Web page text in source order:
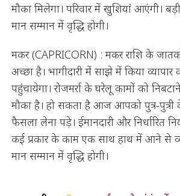
मौका मिलेगा। परिवार में खुशियां आएंगी।
मान सम्मान में वृद्धि होगी।
मकर (CAPRICORN) : मकर राशि के
अच्छा है। भागीदारी में साझे में किया व्यापार
पहुंचायेगा। रोजमर्रा के घरेलू कामों को
मौका है। हो सकता है आज आपको पुत्र-
फैसला लेना पड़े। ईमानदारी और निर्धारित
कई प्रकार के काम एक साथ हाथ में आने से
मान सम्मान में वृद्धि होगी।